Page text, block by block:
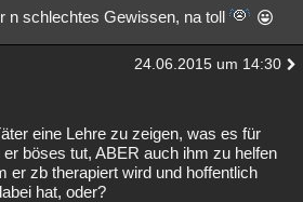
n schlechtes Gewissen, na toll
24.06.2015 um 14:30
eine Lehre zu zeigen, was es für
böses tut, ABER auch ihm zu helfen
er zb therapiert wird und hoffentlich
hat, oder?